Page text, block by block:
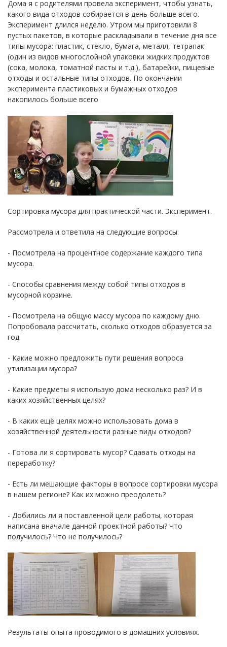
Дома я с родителями провела эксперимент, чтобы узнать,
какого вида отходов собирается в день больше всего.
Эксперимент длился неделю. Утром мы приготовили 8
пустых пакетов, в которые раскладывали в течение дня все
типы мусора: пластик, стекло, бумага, металл, тетрапак
(один из видов многослойной упаковки жидких продуктов
(сока, молока, томатной пасты и т.д.), батарейки, пищевые
отходы и остальные типы отходов. По окончании
эксперимента пластиковых и бумажных отходов
накопилось больше всего
Сортировка мусора для практической части. Эксперимент.
Рассмотрела и ответила на следующие вопросы:
- Посмотрела на процентное содержание каждого типа
мусора.
- Способы сравнения между собой типы отходов в
мусорной корзине.
- Посмотрела на общую массу мусора по каждому дню.
Попробовала рассчитать, сколько отходов образуется за
год.
- Какие можно предложить пути решения вопроса
утилизации мусора?
- Какие предметы я использую дома несколько раз? И в
каких хозяйственных целях?
- В каких ещё целях можно использовать дома в
хозяйственной деятельности разные виды отходов?
- Готова ли я сортировать мусор? Сдавать отходы на
переработку?
- Есть ли мешающие факторы в вопросе сортировки мусора
в нашем регионе? Как их можно преодолеть?
- Добились ли я поставленной цели работы, которая
написана вначале данной проектной работы? Что
получилось? Что не получилось?
Результаты опыта проводимого в домашних условиях.